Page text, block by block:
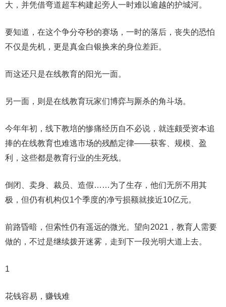
大，并凭借弯道超车构建起旁人一时难以逾越的护城河。
要知道，在这个争分夺秒的赛场，一时的落后，丧失的恐怕
不仅是先机，更是真金白银换来的身位差距。
而这还只是在线教育的阳光一面。
另一面，则是在线教育玩家们博弈与厮杀的角斗场。
今年年初，线下教培的惨痛经历自不必说，就连颇受资本追
捧的在线教育也难逃市场的残酷定律——获客、规模、盈
利，这些都是教育行业的生死线。
倒闭、卖身、裁员、造假……为了生存，他们无所不用其
极，但仍有机构仅1个季度的净亏损额就接近10亿元。
前路昏暗，但索性仍有遥远的微光。望向2021，教育人需要
做的，不过是继续拨开迷雾，走到下一段光明大道上去。
1
花钱容易，赚钱难